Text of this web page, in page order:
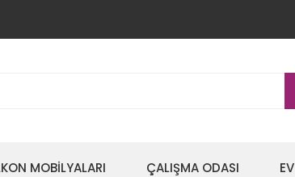
MOBİLYALARI ÇALIŞMA ODASI